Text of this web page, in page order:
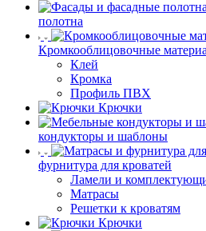
полотна
Кромкооблицовочные
Клей
Кромка
Профиль ПВХ
Крючки
кондукторы и шаблоны
фурнитура для кроватей
Ламели и
Матрасы
Решетки к кроватям
Крючки